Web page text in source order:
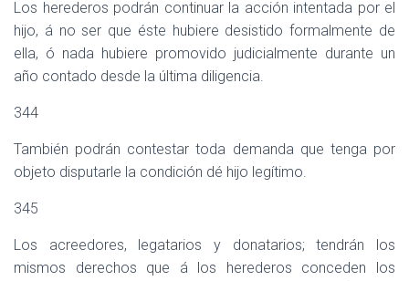
Los herederos podrán continuar la acción intentada por el
hijo, á no ser que éste hubiere desistido formalmente de
ella, ó nada hubiere promovido judicialmente durante un
año contado desde la última diligencia.
344
También podrán contestar toda demanda que tenga por
objeto disputarle la condición dé hijo legítimo.
345
Los acreedores, legatarios y donatarios; tendrán los
mismos derechos que á los herederos conceden los